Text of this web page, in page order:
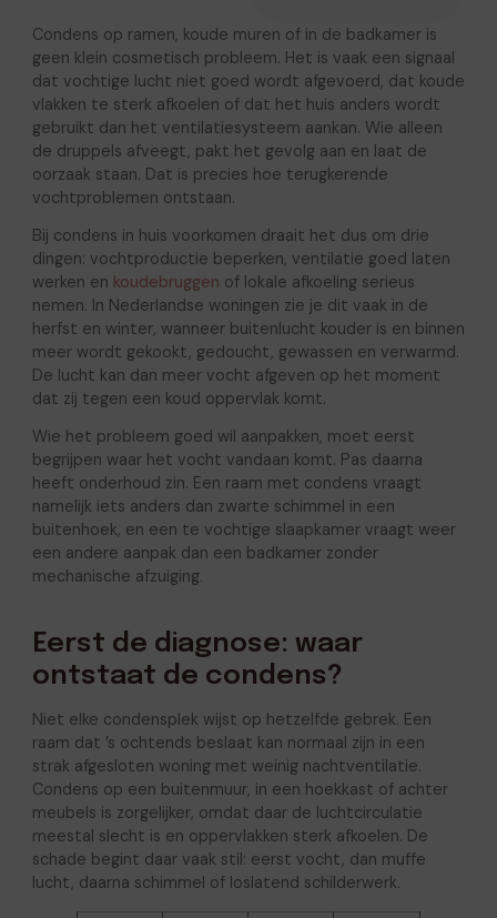
Condens op ramen, koude muren of in de badkamer is
geen klein cosmetisch probleem. Het is vaak een signaal
dat vochtige lucht niet goed wordt afgevoerd, dat koude
vlakken te sterk afkoelen of dat het huis anders wordt
gebruikt dan het ventilatiesysteem aankan. Wie alleen
de druppels afveegt, pakt het gevolg aan en laat de
oorzaak staan. Dat is precies hoe terugkerende
vochtproblemen ontstaan.
Bij condens in huis voorkomen draait het dus om drie
dingen: vochtproductie beperken, ventilatie goed laten
werken en koudebruggen of lokale afkoeling serieus
nemen. In Nederlandse woningen zie je dit vaak in de
herfst en winter, wanneer buitenlucht kouder is en binnen
meer wordt gekookt, gedoucht, gewassen en verwarmd.
De lucht kan dan meer vocht afgeven op het moment
dat zij tegen een koud oppervlak komt.
Wie het probleem goed wil aanpakken, moet eerst
begrijpen waar het vocht vandaan komt. Pas daarna
heeft onderhoud zin. Een raam met condens vraagt
namelijk iets anders dan zwarte schimmel in een
buitenhoek, en een te vochtige slaapkamer vraagt weer
een andere aanpak dan een badkamer zonder
mechanische afzuiging.
Eerst de diagnose: waar
ontstaat de condens?
Niet elke condensplek wijst op hetzelfde gebrek. Een
raam dat ’s ochtends beslaat kan normaal zijn in een
strak afgesloten woning met weinig nachtventilatie.
Condens op een buitenmuur, in een hoekkast of achter
meubels is zorgelijker, omdat daar de luchtcirculatie
meestal slecht is en oppervlakken sterk afkoelen. De
schade begint daar vaak stil: eerst vocht, dan muffe
lucht, daarna schimmel of loslatend schilderwerk.